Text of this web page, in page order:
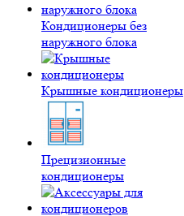
Кондиционеры без
наружного блока
Крышные кондиционеры
Прецизионные
кондиционеры